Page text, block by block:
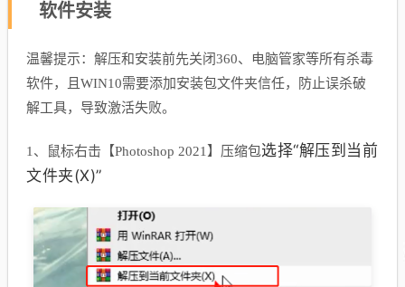
软件安装
温馨提示：解压和安装前先关闭360、电脑管家等所有杀毒
软件，且WIN10需要添加安装包文件夹信任，防止误杀破
解工具，导致激活失败。
1、鼠标右击【Photoshop 2021】压缩包选择“解压到当前
文件夹(X)”